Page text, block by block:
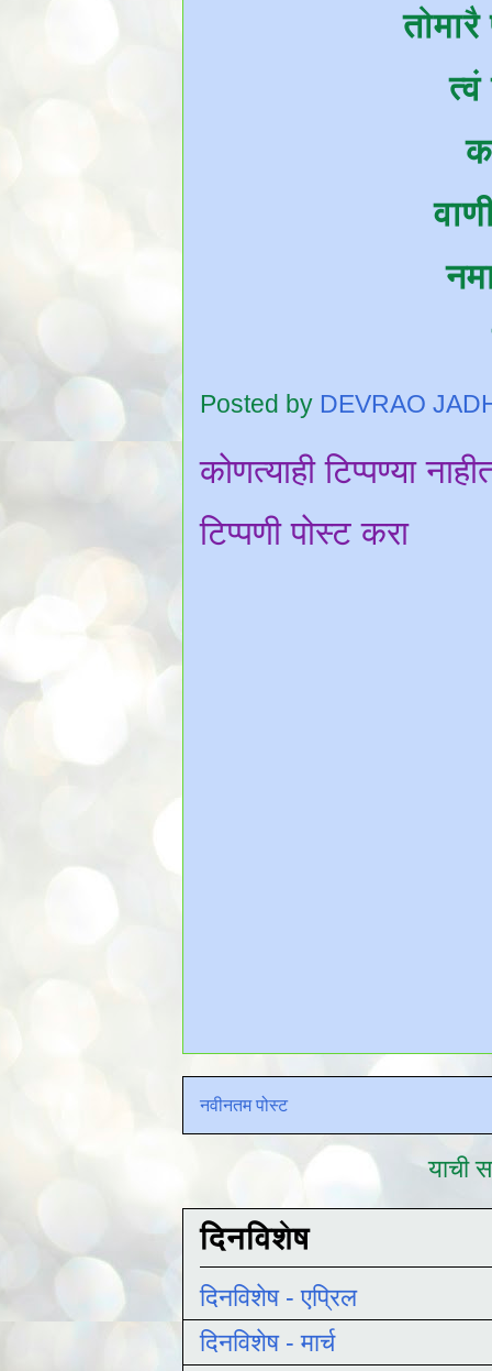
त्वं
Posted by DEVRAO
कोणत्याही टिप्पण्‍या
टिप्पणी पोस्ट करा
नवीनतम पोस्ट
याची
दिनविशेष
दिनविशेष - एप्रिल
दिनविशेष - मार्च